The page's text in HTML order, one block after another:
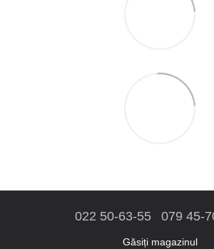
022 50-63-55 079 45-
Găsiți magazinul